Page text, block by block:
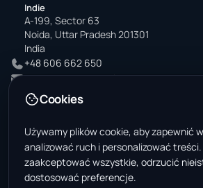
Indie
A-199, Sector 63
Noida, Uttar Pradesh 201301
India
+48 606 662 650
support@wastemarkt.com
office@wastemarkt.com
PRODUKT
Marketplace
Materiały — sprzedaż
ZASOBY
FIRMA
Cookies
Używamy plików cookie, aby zapewnić
analizować ruch i personalizować
zaakceptować wszystkie, odrzucić
dostosować preferencje.